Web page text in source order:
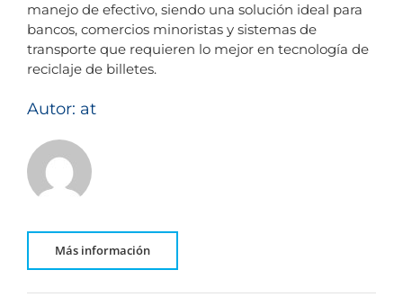
manejo de efectivo, siendo una solución ideal para
bancos, comercios minoristas y sistemas de
transporte que requieren lo mejor en tecnología de
reciclaje de billetes.
Autor: at
Más información